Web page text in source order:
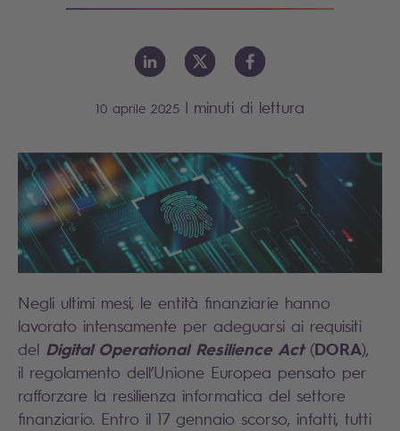
10 aprile 2025 | minuti di lettura
Negli ultimi mesi, le entità finanziarie hanno
lavorato intensamente per adeguarsi ai requisiti
del Digital Operational Resilience Act (DORA),
il regolamento dell’Unione Europea pensato per
rafforzare la resilienza informatica del settore
finanziario. Entro il 17 gennaio scorso, infatti, tutti